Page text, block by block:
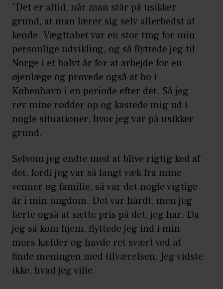
"Det er altid, når man står på usikker
grund, at man lærer sig selv allerbedst at
kende. Vægttabet var en stor ting for min
personlige udvikling, og så flyttede jeg til
Norge i et halvt år for at arbejde for en
øjenlæge og prøvede også at bo i
København i en periode efter det. Så jeg
rev mine rødder op og kastede mig ud i
nogle situationer, hvor jeg var på usikker
grund.
Selvom jeg endte med at blive rigtig ked af
det, fordi jeg var så langt væk fra mine
venner og familie, så var det nogle vigtige
år i min ungdom. Det var hårdt, men jeg
lærte også at sætte pris på det, jeg har. Da
jeg så kom hjem, flyttede jeg ind i min
mors kælder og havde ret svært ved at
finde meningen med tilværelsen. Jeg vidste
ikke, hvad jeg ville.